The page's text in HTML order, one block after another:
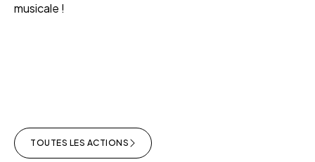
musicale !
TOUTES LES ACTIONS